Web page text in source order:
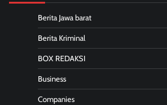
Berita Jawa barat
Berita Kriminal
BOX REDAKSI
Business
Companies